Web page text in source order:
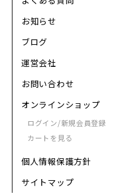
お知らせ
ブログ
運営会社
お問い合わせ
オンラインショップ
ログイン/新規会員登録
カートを見る
個人情報保護方針
サイトマップ